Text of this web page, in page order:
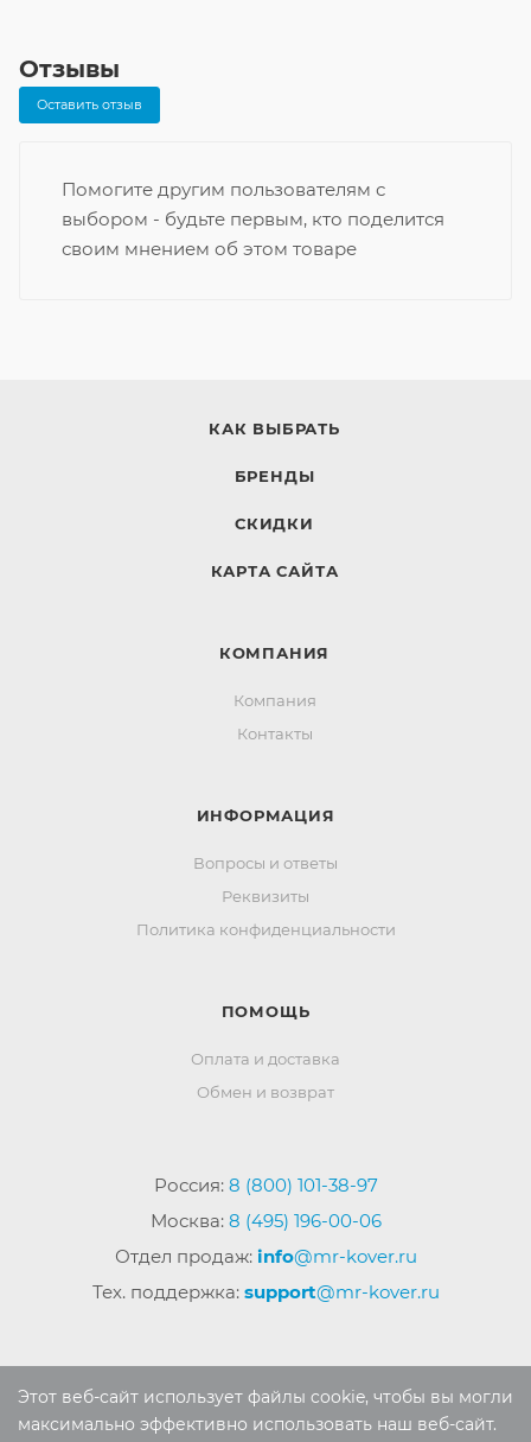
Отзывы
Оставить отзыв
Помогите другим пользователям с
выбором - будьте первым, кто поделится
своим мнением об этом товаре
КАК ВЫБРАТЬ
БРЕНДЫ
СКИДКИ
КАРТА САЙТА
КОМПАНИЯ
Компания
Контакты
ИНФОРМАЦИЯ
Вопросы и ответы
Реквизиты
Политика конфиденциальности
ПОМОЩЬ
Оплата и доставка
Обмен и возврат
Россия: 8 (800) 101-38-97
Москва: 8 (495) 196-00-06
Отдел продаж: info@mr-kover.ru
Тех. поддержка: support@mr-kover.ru
2022-2026 © Интернет магазинMR-KOVER.RU
Авторские права защищены. Воспроизведение
Этот веб-сайт использует файлы cookie, чтобы вы могли
максимально эффективно использовать наш веб-сайт.